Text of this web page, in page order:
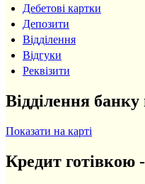
Дебетові картки
Депозити
Відділення
Відгуки
Реквізити
Відділення банку
Показати на карті
Кредит готівкою